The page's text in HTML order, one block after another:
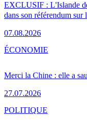
EXCLUSIF : L'Islande
dans son référendum sur
07.08.2026
Merci la Chine : elle a
27.07.2026
ÉCONOMIE
POLITIQUE